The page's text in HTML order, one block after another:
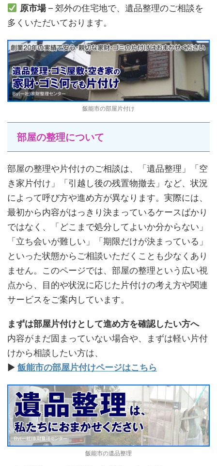
原市場– 郊外の住宅地で、遺品整理のご相談を
多くいただいております。
飯能市の部屋片付け
部屋の整理について
部屋の整理や片付けのご相談は、「遺品整理」「空
き家片付け」「引越し後の残置物撤去」など、状況
によって呼び方や進め方が異なります。実際には、
最初から内容がはっきり決まっているケースばかり
ではなく、「どこまで処分してよいか分からない」
「立ち会いが難しい」「期限だけが決まっている」
といった状態からご相談いただくことも少なくあり
ません。このページでは、部屋の整理という広い視
点から、目的や状況に応じた片付けの考え方や関連
サービスをご案内しています。
まずは部屋片付けとして進め方を確認したい方へ
内容がまだ固まっていない場合や、まずは軽い片付
けから相談したい方は、
▶ 飯能市の部屋片付けページはこちら
飯能市の遺品整理